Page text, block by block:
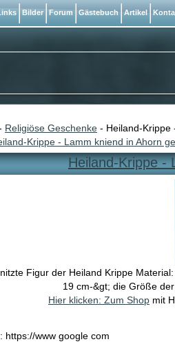
Religiöse Geschenke - Heiland-Krippe
Krippe - Lamm kniend in Ahorn
Heiland-Krippe -
Figur der Heiland Krippe
19 cm-&gt; die Größe
Hier klicken: Zum Shop mit
https://www google com
Bilder Forum Gästebuch Artikel